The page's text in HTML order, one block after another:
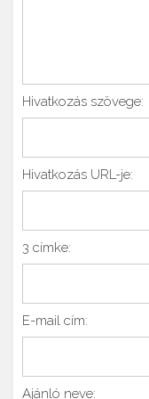
Hivatkozás szövege:
Hivatkozás URL-je:
3 címke:
E-mail cím:
Ajánló neve: